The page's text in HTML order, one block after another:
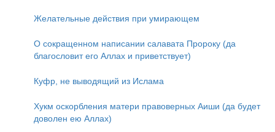
Желательные действия при умирающем
О сокращенном написании салавата Пророку (да
благословит его Аллах и приветствует)
Куфр, не выводящий из Ислама
Хукм оскорбления матери правоверных Аиши (да будет
доволен ею Аллах)